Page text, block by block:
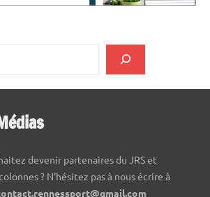
devenir partenaires du JRS et
? N'hésitez pas à nous écrire à